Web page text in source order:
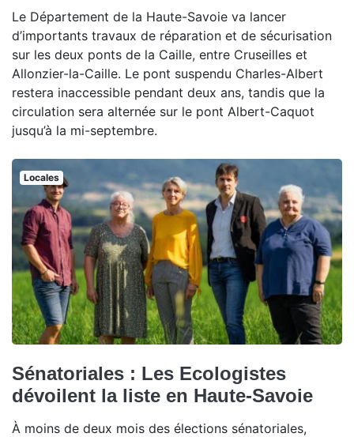
Le Département de la Haute-Savoie va lancer
d’importants travaux de réparation et de sécurisation
sur les deux ponts de la Caille, entre Cruseilles et
Allonzier-la-Caille. Le pont suspendu Charles-Albert
restera inaccessible pendant deux ans, tandis que la
circulation sera alternée sur le pont Albert-Caquot
jusqu’à la mi-septembre.
Locales
Sénatoriales : Les Ecologistes
dévoilent la liste en Haute-Savoie
À moins de deux mois des élections sénatoriales,